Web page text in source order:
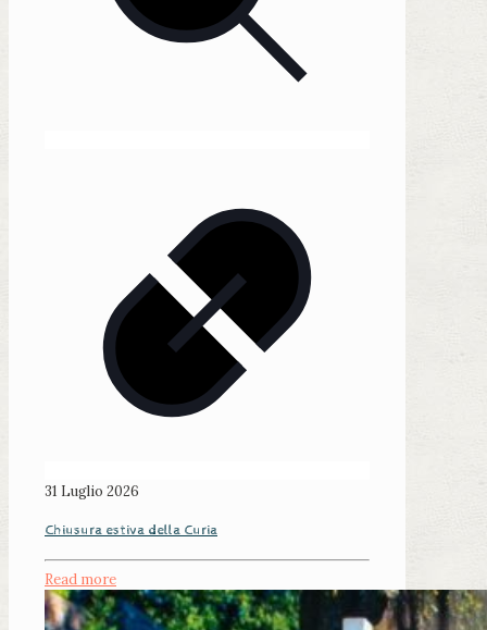
31 Luglio 2026
Chiusura estiva della Curia
Read more